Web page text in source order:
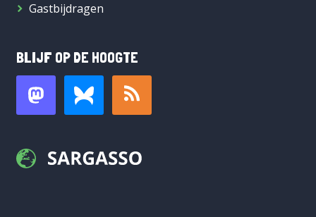
Gastbijdragen
BLIJF OP DE HOOGTE